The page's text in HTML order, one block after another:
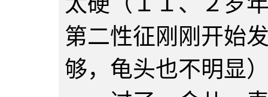
第二性征刚刚开始
够，龟头也不明显